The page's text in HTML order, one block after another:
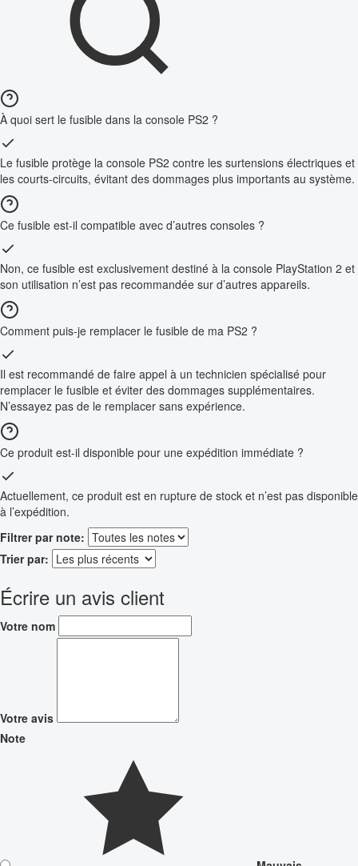
À quoi sert le fusible dans la console PS2 ?
Le fusible protège la console PS2 contre les surtensions électriques et
les courts-circuits, évitant des dommages plus importants au système.
Ce fusible est-il compatible avec d’autres consoles ?
Non, ce fusible est exclusivement destiné à la console PlayStation 2 et
son utilisation n’est pas recommandée sur d’autres appareils.
Comment puis-je remplacer le fusible de ma PS2 ?
Il est recommandé de faire appel à un technicien spécialisé pour
remplacer le fusible et éviter des dommages supplémentaires.
N’essayez pas de le remplacer sans expérience.
Ce produit est-il disponible pour une expédition immédiate ?
Actuellement, ce produit est en rupture de stock et n’est pas disponible
à l’expédition.
Filtrer par note:
Trier par:
Écrire un avis client
Votre nom
Votre avis
Note